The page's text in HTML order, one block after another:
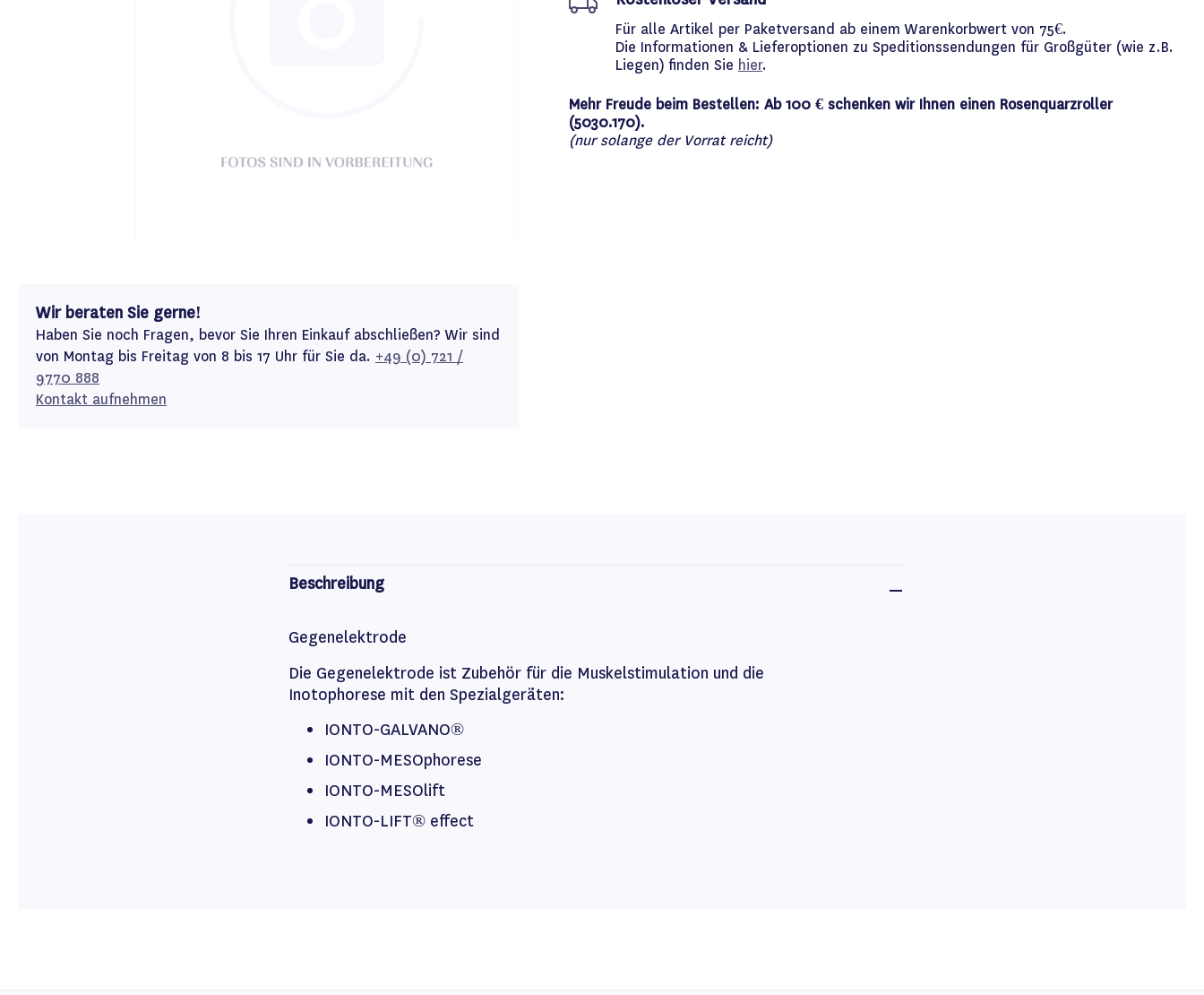
Wir beraten Sie gerne!
Haben Sie noch Fragen, bevor Sie Ihren Einkauf abschließen? Wir sind
von Montag bis Freitag von 8 bis 17 Uhr für Sie da. +49 (0) 721 /
9770 888
Kontakt aufnehmen
Für alle Artikel per Paketversand ab einem Warenkorbwert von 75€.
Die Informationen & Lieferoptionen zu Speditionssendungen für Großgüter (wie z.B.
Liegen) finden Sie hier.
Mehr Freude beim Bestellen: Ab 100 € schenken wir Ihnen einen Rosenquarzroller
(5030.170).
(nur solange der Vorrat reicht)
Beschreibung
Gegenelektrode
Die Gegenelektrode ist Zubehör für die Muskelstimulation und die
Inotophorese mit den Spezialgeräten:
IONTO-GALVANO®
IONTO-MESOphorese
IONTO-MESOlift
IONTO-LIFT® effect